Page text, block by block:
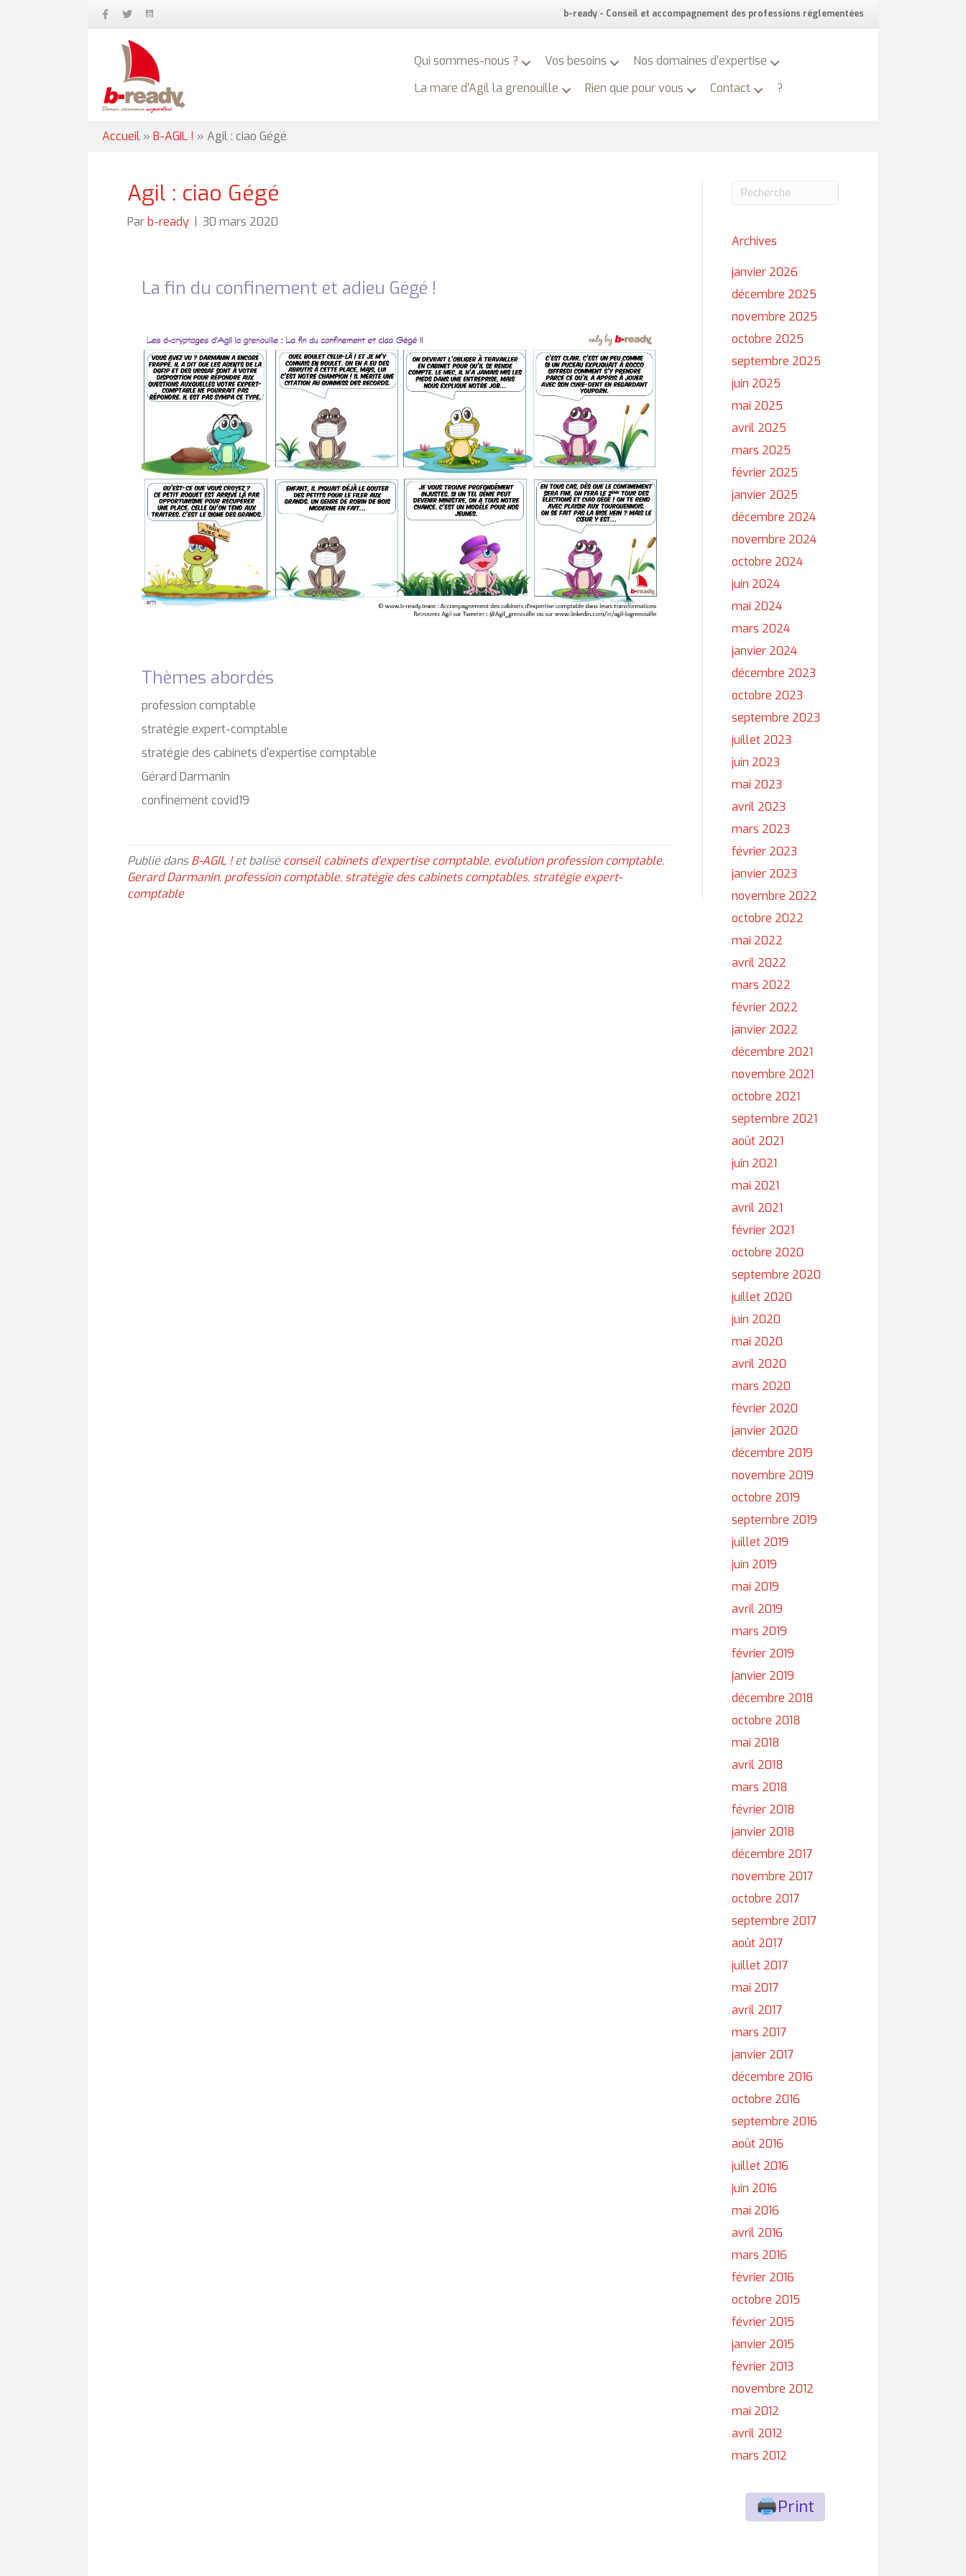
b-ready - Conseil et accompagnement des professions réglementées
Qui sommes-nous ? Vos besoins
Nos domaines d’expertise
La mare d’Agil la grenouille
Rien que pour vous Contact ?
Accueil » B-AGIL ! » Agil : ciao Gégé
Agil : ciao Gégé
Par b-ready 30 mars 2020
La fin du confinement et adieu Gégé !
Thèmes abordés
profession comptable
stratégie expert-comptable
stratégie des cabinets d'expertise comptable
Gérard Darmanin
confinement covid19
Publié dansB-AGIL !et baliséconseil cabinets d’expertise comptable, evolution profession comptable,
Gerard Darmanin, profession comptable, stratégie des cabinets comptables, stratégie expert-
comptable
Archives
janvier 2026
décembre 2025
novembre 2025
octobre 2025
septembre 2025
juin 2025
mai 2025
avril 2025
mars 2025
février 2025
janvier 2025
décembre 2024
novembre 2024
octobre 2024
juin 2024
mai 2024
mars 2024
janvier 2024
décembre 2023
octobre 2023
septembre 2023
juillet 2023
juin 2023
mai 2023
avril 2023
mars 2023
février 2023
janvier 2023
novembre 2022
octobre 2022
mai 2022
avril 2022
mars 2022
février 2022
janvier 2022
décembre 2021
novembre 2021
octobre 2021
septembre 2021
août 2021
juin 2021
mai 2021
avril 2021
février 2021
octobre 2020
septembre 2020
juillet 2020
juin 2020
mai 2020
avril 2020
mars 2020
février 2020
janvier 2020
décembre 2019
novembre 2019
octobre 2019
septembre 2019
juillet 2019
juin 2019
mai 2019
avril 2019
mars 2019
février 2019
janvier 2019
décembre 2018
octobre 2018
mai 2018
avril 2018
mars 2018
février 2018
janvier 2018
décembre 2017
novembre 2017
octobre 2017
septembre 2017
août 2017
juillet 2017
mai 2017
avril 2017
mars 2017
janvier 2017
décembre 2016
octobre 2016
septembre 2016
août 2016
juillet 2016
juin 2016
mai 2016
avril 2016
mars 2016
février 2016
octobre 2015
février 2015
janvier 2015
février 2013
novembre 2012
mai 2012
avril 2012
mars 2012
Print